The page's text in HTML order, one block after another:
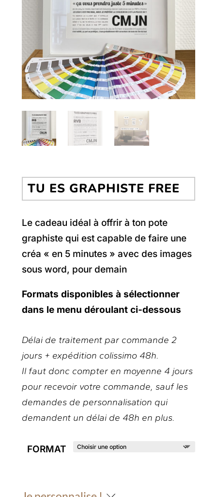
TU ES GRAPHISTE FREE
Le cadeau idéal à offrir à ton pote
graphiste qui est capable de faire une
créa « en 5 minutes » avec des images
sous word, pour demain
Formats disponibles à sélectionner
dans le menu déroulant ci-dessous
Délai de traitement par commande 2
jours + expédition colissimo 48h.
Il faut donc compter en moyenne 4 jours
pour recevoir votre commande, sauf les
demandes de personnalisation qui
demandent un délai de 48h en plus.
FORMAT